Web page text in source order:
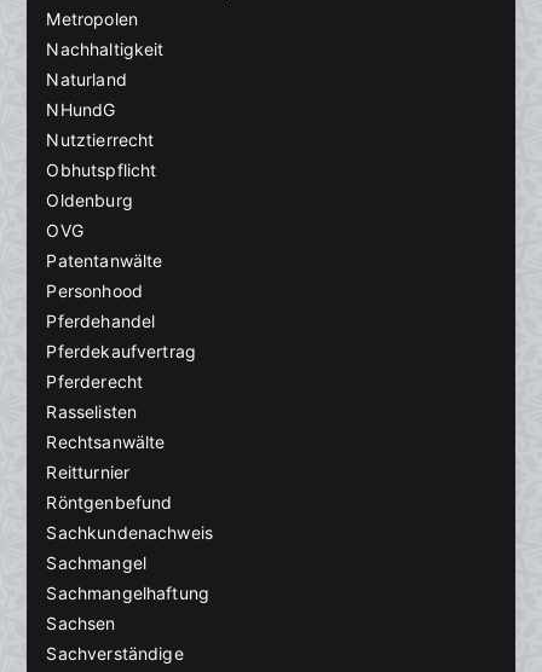
Metropolen
Nachhaltigkeit
Naturland
NHundG
Nutztierrecht
Obhutspflicht
Oldenburg
OVG
Patentanwälte
Personhood
Pferdehandel
Pferdekaufvertrag
Pferderecht
Rasselisten
Rechtsanwälte
Reitturnier
Röntgenbefund
Sachkundenachweis
Sachmangel
Sachmangelhaftung
Sachsen
Sachverständige